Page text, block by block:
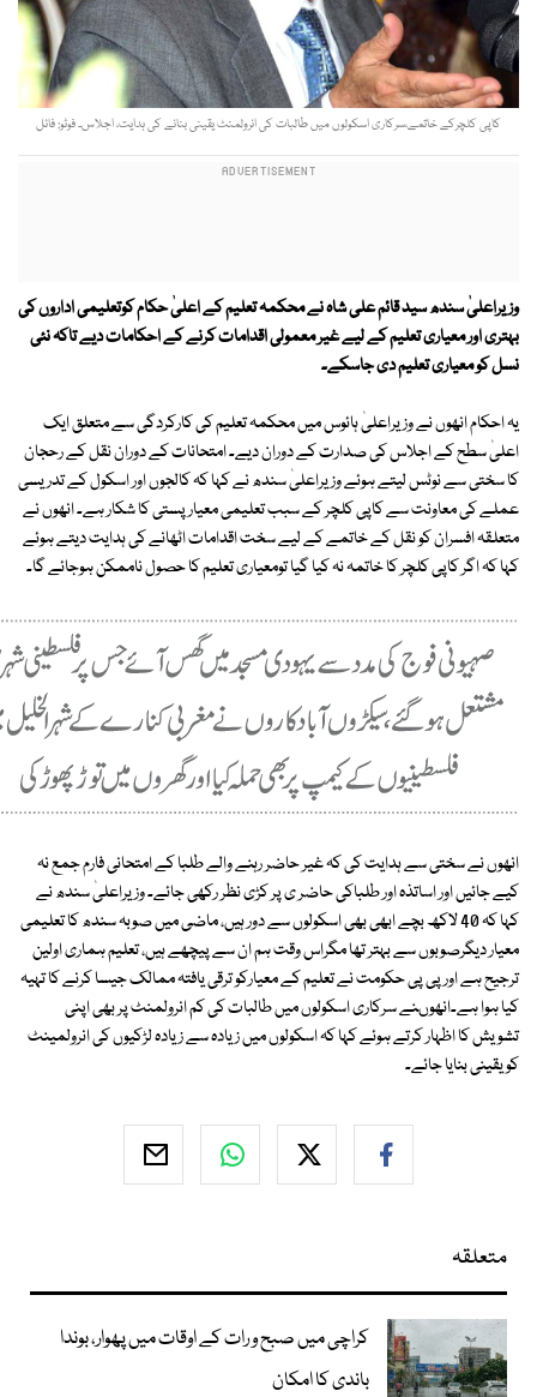
کاپی کلچرکے خاتمے،سرکاری اسکولوں میں طالبات کی انرولمنٹ یقینی بنانے کی ہدایت، اجلاس۔ فوٹو: فائل
وزیراعلیٰ سندھ سید قائم علی شاہ نے محکمہ تعلیم کے اعلیٰ حکام کوتعلیمی اداروں کی
بہتری اور معیاری تعلیم کے لیے غیر معمولی اقدامات کرنے کے احکامات دیے تاکہ نئی
نسل کو معیاری تعلیم دی جاسکے۔
یہ احکام انھوں نے وزیراعلیٰ ہائوس میں محکمہ تعلیم کی کارکردگی سے متعلق ایک
اعلیٰ سطح کے اجلاس کی صدارت کے دوران دیے۔ امتحانات کے دوران نقل کے رحجان
کا سختی سے نوٹس لیتے ہوئے وزیراعلیٰ سندھ نے کہا کہ کالجوں اور اسکول کے تدریسی
عملے کی معاونت سے کاپی کلچر کے سبب تعلیمی معیار پستی کا شکار ہے۔ انھوں نے
متعلقہ افسران کو نقل کے خاتمے کے لیے سخت اقدامات اٹھانے کی ہدایت دیتے ہوئے
کہا کہ اگر کاپی کلچر کا خاتمہ نہ کیا گیا تومعیاری تعلیم کا حصول ناممکن ہوجائے گا۔
انھوں نے سختی سے ہدایت کی کہ غیر حاضر رہنے والے طلبا کے امتحانی فارم جمع نہ
کیے جائیں اور اساتذہ اور طلباکی حاضر ی پر کڑی نظر رکھی جائے۔ وزیراعلیٰ سندھ نے
کہا کہ 40 لاکھ بچے ابھی بھی اسکولوں سے دور ہیں، ماضی میں صوبہ سندھ کا تعلیمی
معیار دیگرصوبوں سے بہتر تھا مگراس وقت ہم ان سے پیچھے ہیں، تعلیم ہماری اولین
ترجیح ہے اور پی پی حکومت نے تعلیم کے معیارکو ترقی یافتہ ممالک جیسا کرنے کا تہیہ
کیا ہوا ہے۔انھوںنے سرکاری اسکولوں میں طالبات کی کم انرولمنٹ پر بھی اپنی
تشویش کا اظہار کرتے ہوئے کہا کہ اسکولوں میں زیادہ سے زیادہ لڑکیوں کی انرولمینٹ
کویقینی بنایا جائے۔
متعلقہ
کراچی میں صبح و رات کے اوقات میں پھوار، بوندا
باندی کا امکان